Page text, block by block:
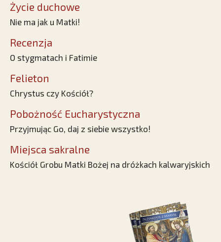
Życie duchowe
Nie ma jak u Matki!
Recenzja
O stygmatach i Fatimie
Felieton
Chrystus czy Kościół?
Pobożność Eucharystyczna
Przyjmując Go, daj z siebie wszystko!
Miejsca sakralne
Kościół Grobu Matki Bożej na dróżkach kalwaryjskich